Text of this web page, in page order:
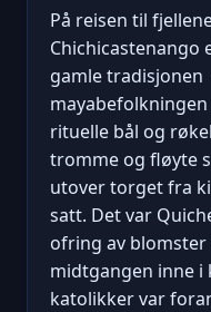
På reisen til
Chichicastenango
gamle
rituelle bål og
tromme og fløyte
utover torget fra
satt. Det var
ofring av
midtgangen inne i
katolikker var